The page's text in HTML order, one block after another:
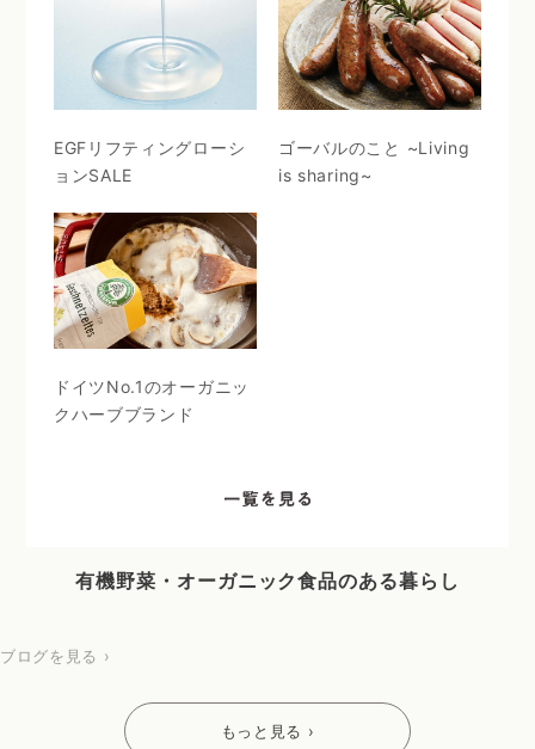
EGFリフティングローシ
ョンSALE
ゴーバルのこと ~Living
is sharing~
ドイツNo.1のオーガニッ
クハーブブランド
有機野菜・オーガニック食品のある暮らし
ブログを見る ›
もっと見る ›